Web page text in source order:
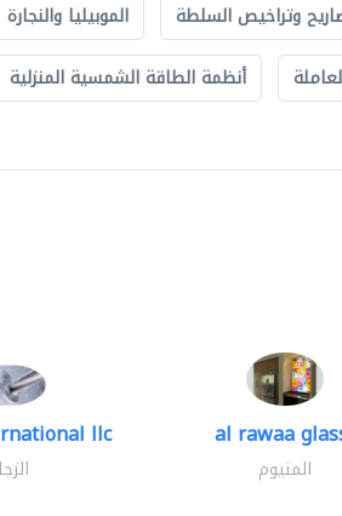
وتراخيص السلطة الموبيليا والنجارة
أنظمة الطاقة الشمسية المنزلية
llc al rawaa
المنيوم